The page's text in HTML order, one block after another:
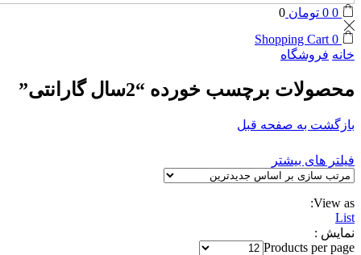
0
0 تومان 0
0
Shopping Cart
خانه فروشگاه
محصولات برچسب خورده “2سال گارانتی”
بازگشت به صفحه قبل
فیلتر های بیشتر
View as:
List
نمایش :
Products per page